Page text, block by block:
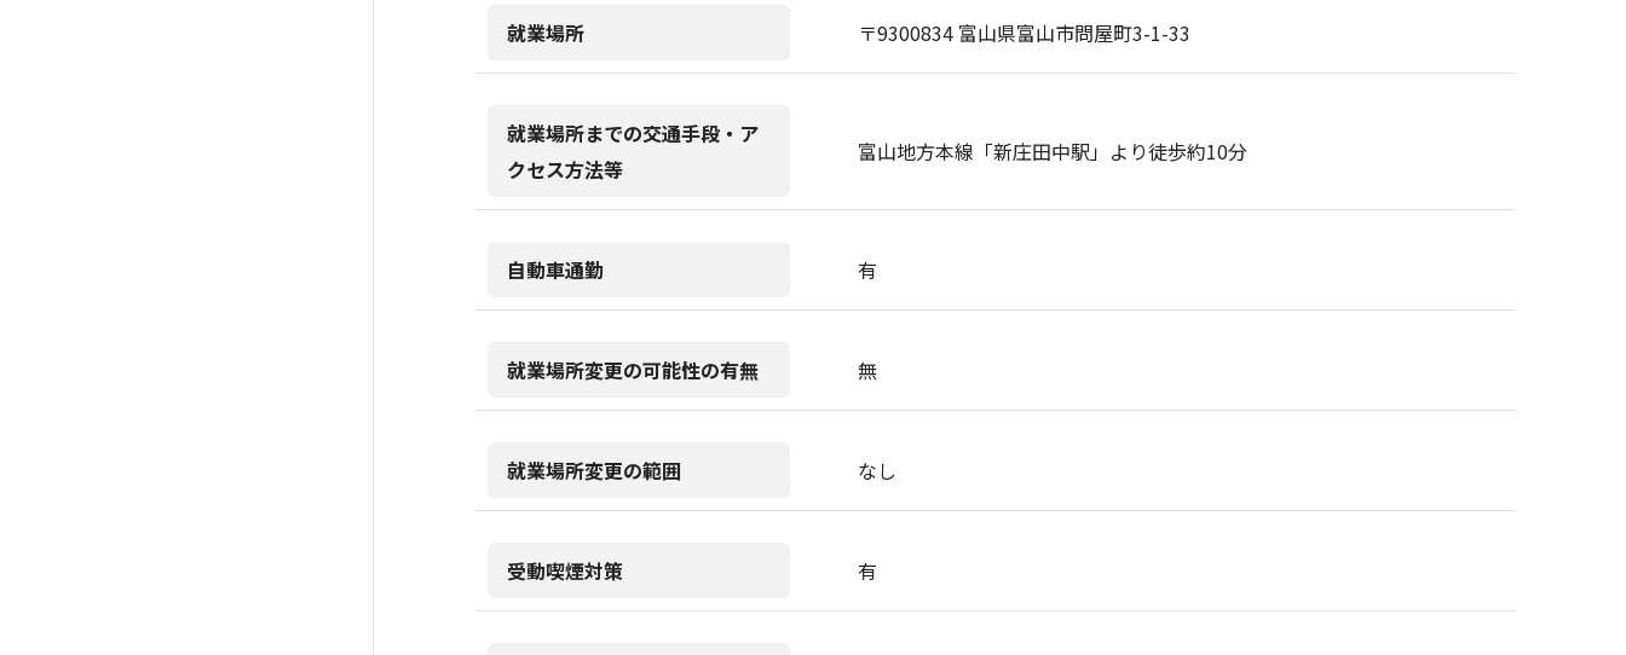
就業場所 〒9300834 富山県富山市問屋町3-1-33
就業場所までの交通手段・ア
クセス方法等
富山地方本線「新庄田中駅」より徒歩約10分
自動車通勤 有
就業場所変更の可能性の有無 無
就業場所変更の範囲 なし
受動喫煙対策 有